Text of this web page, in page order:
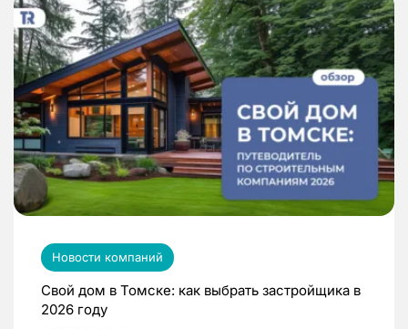
Новости компаний
Свой дом в Томске: как выбрать застройщика в
2026 году